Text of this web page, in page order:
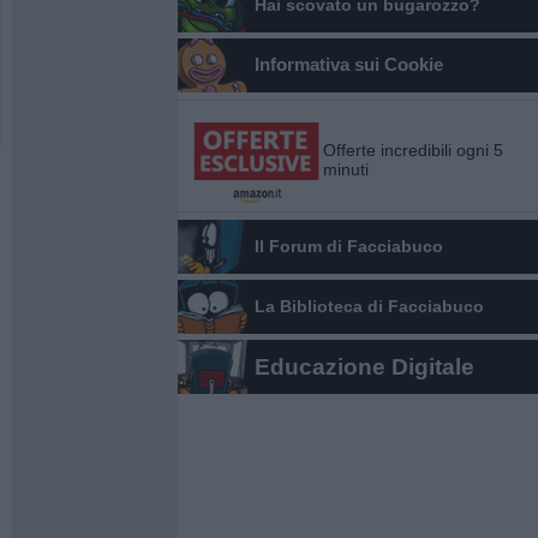
Hai scovato un bugarozzo?
Informativa sui Cookie
Offerte incredibili ogni 5
minuti
Il Forum di Facciabuco
La Biblioteca di Facciabuco
Educazione Digitale